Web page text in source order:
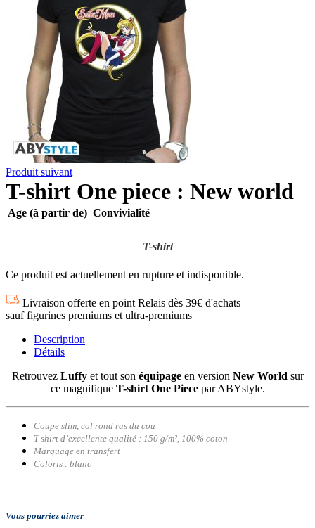
Produit suivant
T-shirt One piece : New world
Age (à partir de) Convivialité
T-shirt
Ce produit est actuellement en rupture et indisponible.
Livraison offerte en point Relais dès 39€ d'achats
sauf figurines premiums et ultra-premiums
Description
Détails
Retrouvez Luffyet tout son équipageen version New World sur
ce magnifique T-shirt One Piecepar ABYstyle.
Coupe slim, col rond ras du cou
T-shirt d’excellente qualité : 150 g/m², 100% coton
Marquage en transfert
Coloris : blanc
Vous pourriez aimer